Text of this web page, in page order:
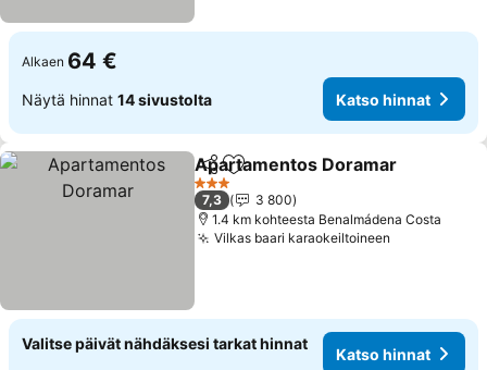
Alkaen 64 €
Näytä hinnat 14 sivustolta Katso hinnat
Jaa Lisää suosikkeihin
Apartamentos Doramar
3 Tähtiluokitus
7,3
3 800
1.4 km kohteesta Benalmádena Costa
Vilkas baari karaokeiltoineen
Valitse päivät nähdäksesi tarkat hinnat
Katso hinnat